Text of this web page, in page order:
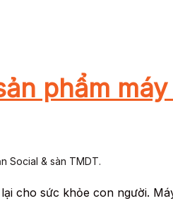
Social & sàn TMDT.
phẩm
cho sức khỏe con người.